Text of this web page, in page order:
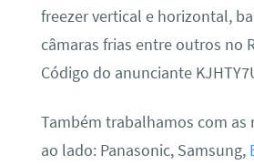
freezer vertical e horizontal,
câmaras frias entre outros no
Código do anunciante
Também trabalhamos com as
ao lado: Panasonic, Samsung,